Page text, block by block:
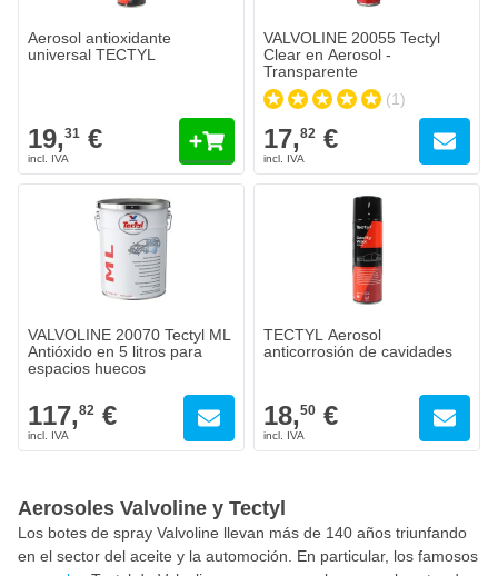
Aerosol antioxidante
universal TECTYL
19,31 €
VALVOLINE 20055 Tectyl
Clear en Aerosol -
Transparente
(1)
17,82 €
VALVOLINE 20070 Tectyl ML
Antióxido en 5 litros para
espacios huecos
117,82 €
TECTYL Aerosol
anticorrosión de cavidades
18,50 €
Aerosoles Valvoline y Tectyl
Los botes de spray Valvoline llevan más de 140 años triunfando
en el sector del aceite y la automoción. En particular, los famosos